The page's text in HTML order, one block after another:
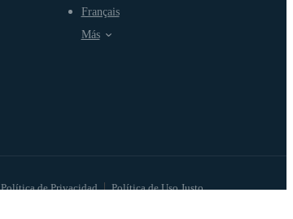
Política de Privacidad Política de Uso Justo
Français
Más